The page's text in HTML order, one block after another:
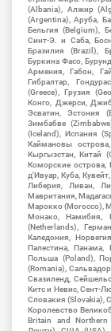
(Albania), Алжир
(Argentina), Аруба,
Бельгия (Belgium),
Синт-Э. и Саба,
Бразилия (Brazil),
Буркина Фасо,
Армения, Габон,
Гибралтар,
(Greece), Грузия
Конго, Джерси,
Эсватин, Эстония
Зимбабве
(Iceland), Испания
Каймановы
Кыргызстан, Китай
Коморские острова,
д'Ивуар, Куба,
Либерия, Ливан,
Мавритания,
Марокко (Morocco),
Монако, Намибия,
(Netherlands),
Каледония,
Палестина,
Польша (Poland),
(Romania),
Свазиленд,
Китс и Невис, Сент-
Словакия (Slovakia),
Королевство
Britain and